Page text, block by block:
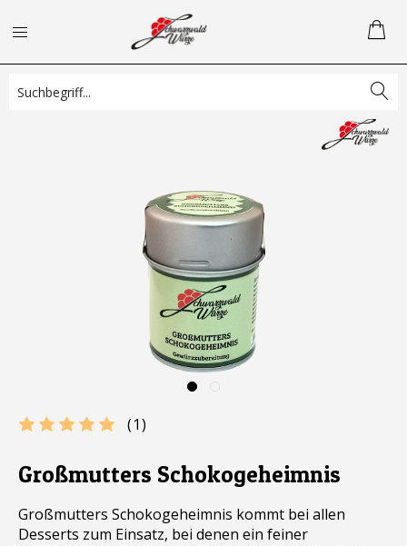
Übersicht
(1)
Großmutters Schokogeheimnis
Großmutters Schokogeheimnis kommt bei allen
Desserts zum Einsatz, bei denen ein feiner